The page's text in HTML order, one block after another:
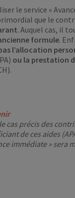
le service «
que le
. Auquel cas, il
formule.
l’allocation
ou la prestation
cas précis des
de ces aides
immédiate » sera